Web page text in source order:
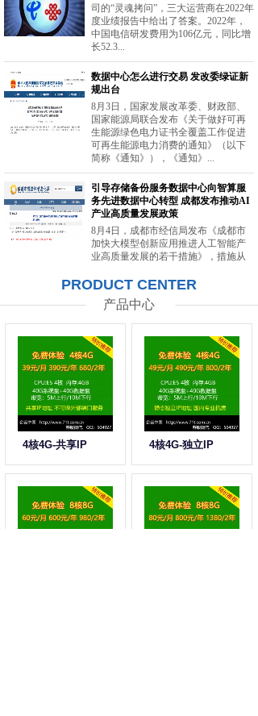
司的“灵魂拷问”，三大运营商在2022年
度业绩报告中给出了答案。2022年，
中国电信研发费用为106亿元，同比增
长52.3...
数据中心怎么进行交易 发改委绿证新
规出台
8月3日，国家发展改革委、财政部、
国家能源局联合发布《关于做好可再
生能源绿色电力证书全覆盖工作促进
可再生能源电力消费的通知》（以下
简称《通知》），《通知》...
引导存储备份服务数据中心向智算服
务先进数据中心转型 成都发布推动AI
产业高质量发展政策
8月4日，成都市经信局发布《成都市
加快大模型创新应用推进人工智能产
业高质量发展的若干措施》，措施从
力等方面提出20条举措。...
PRODUCT CENTER
产品中心
4核4G-共享IP 4核4G-独立IP